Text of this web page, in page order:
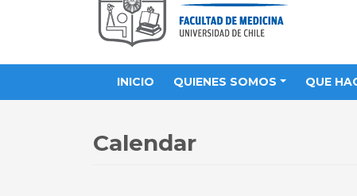
INICIO QUIENES SOMOS QUE
Calendar